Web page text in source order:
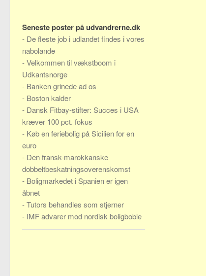
Seneste poster på udvandrerne.dk
- De fleste job i udlandet findes i vores
nabolande
-Velkommen til vækstboom i
Udkantsnorge
- Banken grinede ad os
- Boston kalder
- Dansk Fitbay-stifter: Succes i USA
kræver 100 pct. fokus
- Køb en feriebolig på Sicilien for en
euro
- Den fransk-marokkanske
dobbeltbeskatningsoverenskomst
- Boligmarkedet i Spanien er igen
åbnet
-Tutors behandles som stjerner
- IMF advarer mod nordisk boligboble